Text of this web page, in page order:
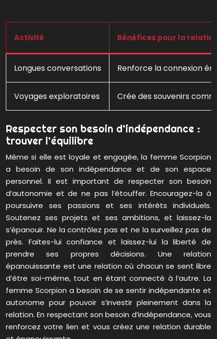
Activité Bénéfices pour la
Longues conversations Renforce la connexion
Voyages exploratoires Crée des souvenirs
Respecter son besoin d’indépendance :
trouver l’équilibre
Même si elle est loyale et engagée, la femme Scorpion
a besoin de son indépendance et de son espace
personnel. Il est important de respecter son besoin
d’autonomie et de ne pas l’étouffer. Encouragez-la à
poursuivre ses passions et ses intérêts individuels.
Soutenez ses projets et ses ambitions, et laissez-la
s’épanouir. Ne la contrôlez pas et ne la surveillez pas de
près. Faites-lui confiance et laissez-lui la liberté de
prendre ses propres décisions. Une relation
épanouissante est une relation où chacun se sent libre
d’être soi-même, tout en étant connecté à l’autre. La
femme Scorpion a besoin de se sentir indépendante et
autonome pour pouvoir s’investir pleinement dans la
relation. En respectant son besoin d’indépendance, vous
renforcez votre lien et vous créez une relation durable